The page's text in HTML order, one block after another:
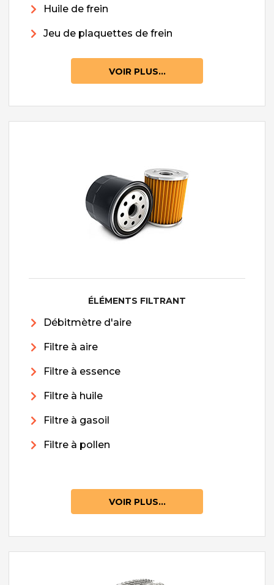
Huile de frein
Jeu de plaquettes de frein
VOIR PLUS...
ÉLÉMENTS FILTRANT
Débitmètre d'aire
Filtre à aire
Filtre à essence
Filtre à huile
Filtre à gasoil
Filtre à pollen
VOIR PLUS...